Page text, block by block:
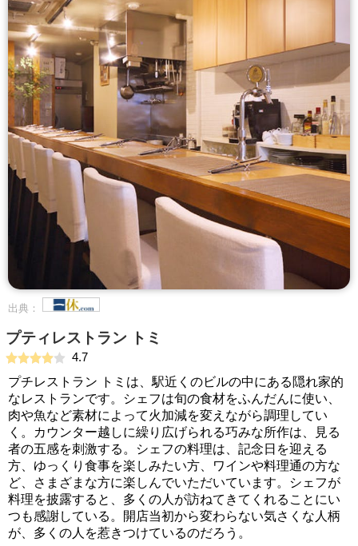
出典：
プティレストラン トミ
4.7
プチレストラン トミは、駅近くのビルの中にある隠れ家的
なレストランです。シェフは旬の食材をふんだんに使い、
肉や魚など素材によって火加減を変えながら調理してい
く。カウンター越しに繰り広げられる巧みな所作は、見る
者の五感を刺激する。シェフの料理は、記念日を迎える
方、ゆっくり食事を楽しみたい方、ワインや料理通の方な
ど、さまざまな方に楽しんでいただいています。シェフが
料理を披露すると、多くの人が訪ねてきてくれることにい
つも感謝している。開店当初から変わらない気さくな人柄
が、多くの人を惹きつけているのだろう。